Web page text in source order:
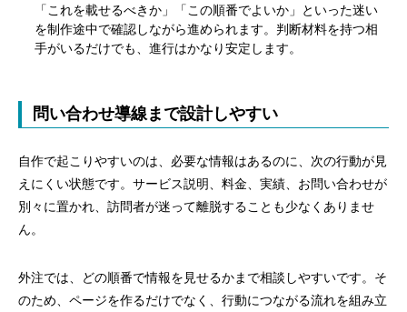
「これを載せるべきか」「この順番でよいか」といった迷い
を制作途中で確認しながら進められます。判断材料を持つ相
手がいるだけでも、進行はかなり安定します。
問い合わせ導線まで設計しやすい
自作で起こりやすいのは、必要な情報はあるのに、次の行動が見
えにくい状態です。サービス説明、料金、実績、お問い合わせが
別々に置かれ、訪問者が迷って離脱することも少なくありませ
ん。
外注では、どの順番で情報を見せるかまで相談しやすいです。そ
のため、ページを作るだけでなく、行動につながる流れを組み立
目次
ホームページ制作は目的から決めると自作か外注か選
名刺代わりか成果重視かで必要な設計は変わる
公開後の運用まで含めると選びやすい